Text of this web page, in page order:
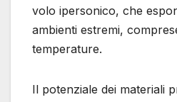
volo ipersonico, che
ambienti estremi,
temperature.
Il potenziale dei materiali